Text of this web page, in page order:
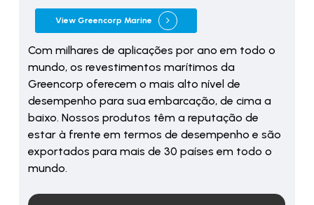
View Greencorp Marine
Com milhares de aplicações por ano em todo o
mundo, os revestimentos marítimos da
Greencorp oferecem o mais alto nível de
desempenho para sua embarcação, de cima a
baixo. Nossos produtos têm a reputação de
estar à frente em termos de desempenho e são
exportados para mais de 30 países em todo o
mundo.